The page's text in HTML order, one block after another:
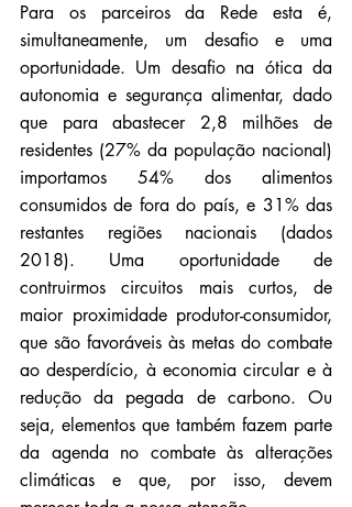
Para os parceiros da Rede esta é,
simultaneamente, um desafio e uma
oportunidade. Um desafio na ótica da
autonomia e segurança alimentar, dado
que para abastecer 2,8 milhões de
residentes (27% da população nacional)
importamos 54% dos alimentos
consumidos de fora do país, e 31% das
restantes regiões nacionais (dados
2018). Uma oportunidade de
contruirmos circuitos mais curtos, de
maior proximidade produtor-consumidor,
que são favoráveis às metas do combate
ao desperdício, à economia circular e à
redução da pegada de carbono. Ou
seja, elementos que também fazem parte
da agenda no combate às alterações
climáticas e que, por isso, devem